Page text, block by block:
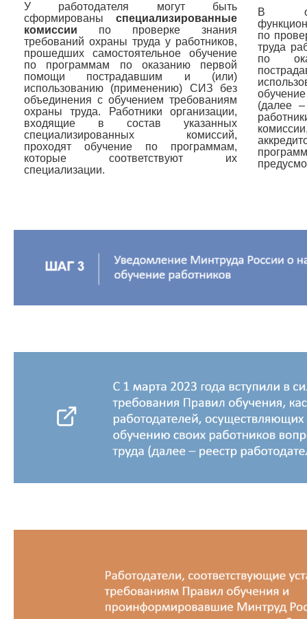
У работодателя могут быть
сформированы специализированные
комиссии по проверке знания
требований охраны труда у работников,
прошедших самостоятельное обучение
по программам по оказанию первой
помощи пострадавшим и (или)
использованию (применению) CИЗ без
объединения с обучением требованиям
охраны труда. Работники организации,
входящие в состав указанных
специализированных комиссий,
проходят обучение по программам,
которые соответствуют их
специализации.
В
по
труда
по
(далее